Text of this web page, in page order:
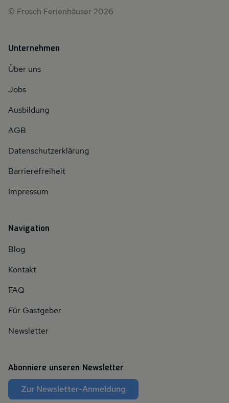
© Frosch Ferienhäuser 2026
Unternehmen
Über uns
Jobs
Ausbildung
AGB
Datenschutzerklärung
Barrierefreiheit
Impressum
Navigation
Blog
Kontakt
FAQ
Für Gastgeber
Newsletter
Abonniere unseren Newsletter
Zur Newsletter-Anmeldung